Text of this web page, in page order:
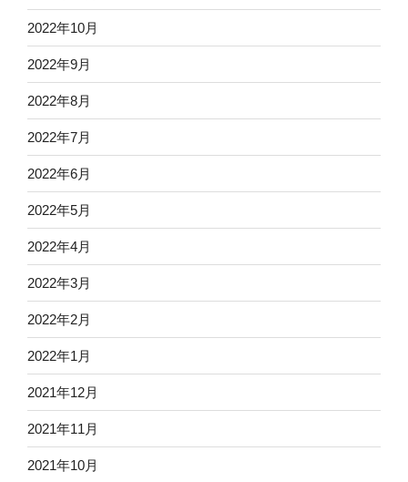
2022年10月
2022年9月
2022年8月
2022年7月
2022年6月
2022年5月
2022年4月
2022年3月
2022年2月
2022年1月
2021年12月
2021年11月
2021年10月